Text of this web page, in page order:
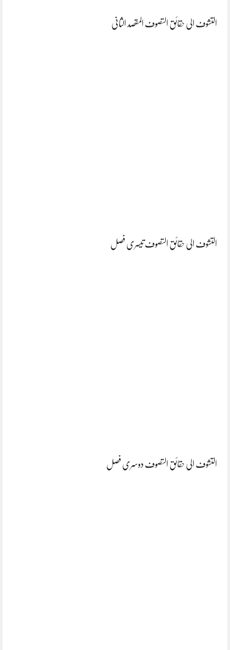
التشوف الی حقائق التصوف المقصد الثانی
التشوف الی حقائق التصوف تیسری فصل
التشوف الی حقائق التصوف دوسری فصل